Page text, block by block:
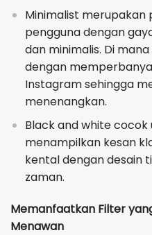
Minimalist merupakan
pengguna dengan
dan minimalis. Di
dengan
Instagram sehingga
menenangkan.
Black and white
menampilkan kesan
kental dengan desain
zaman.
Memanfaatkan Filter
Menawan